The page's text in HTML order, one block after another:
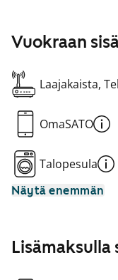
Vuokraan
Laajakaista,
OmaSATO
Talopesula
Näytä enemmän
Lisämaksulla